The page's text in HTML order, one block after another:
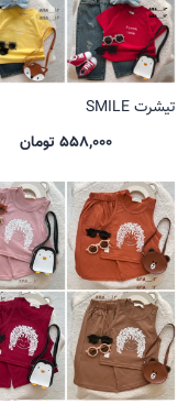
تیشرت SMILE
558,000 تومان